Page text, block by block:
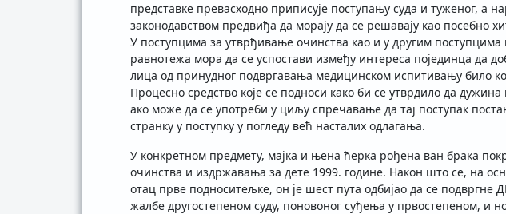
представке превасходно приписује поступању суда и туженог, а
законодавством предвиђа да морају да се решавају као посебно
У поступцима за утврђивање очинства као и у другим
равнотежа мора да се успостави између интереса појединца да
лица од принудног подвргавања медицинском испитивању било
Процесно средство које се подноси како би се утврдило да
ако може да се употреби у циљу спречавање да тај поступак
странку у поступку у погледу већ насталих одлагања.
У конкретном предмету, мајка и њена ћерка рођена ван брака
очинства и издржавања за дете 1999. године. Након што се, на
отац прве подноситељке, он је шест пута одбијао да се
жалбе другостепеном суду, поновоног суђења у првостепеном, и